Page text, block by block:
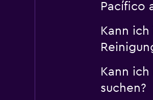
Pacífico
Kann
Kann
suchen?